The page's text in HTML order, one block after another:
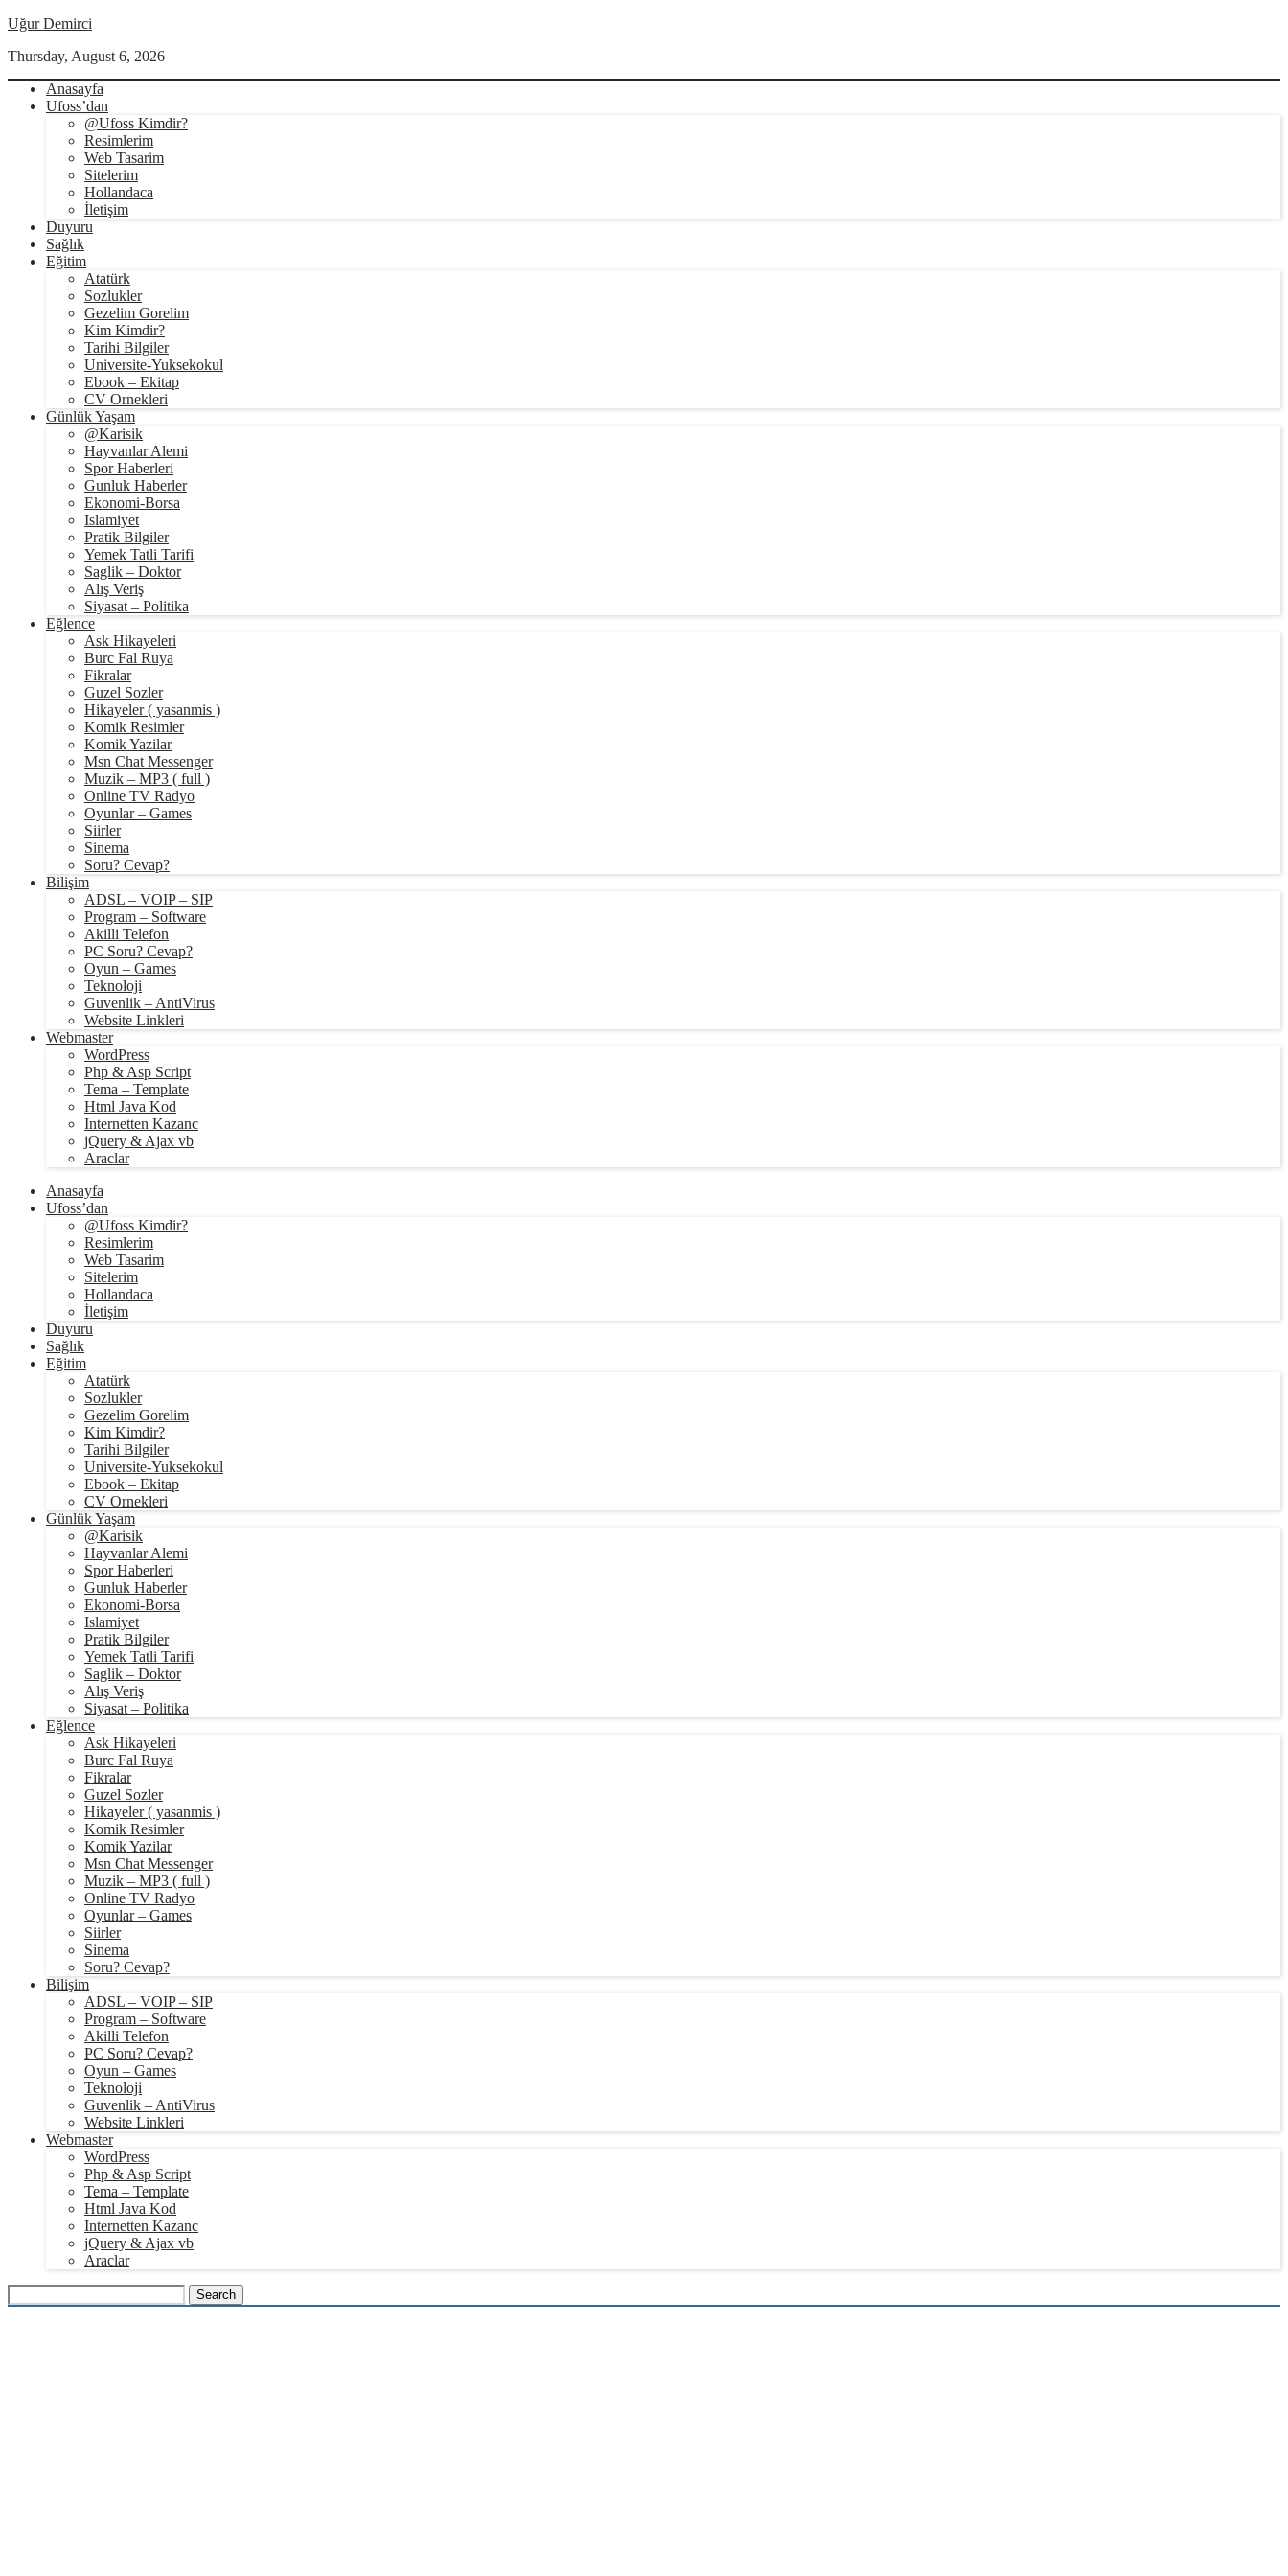
Uğur Demirci
Thursday, August 6, 2026
Anasayfa
Ufoss’dan
@Ufoss Kimdir?
Resimlerim
Web Tasarim
Sitelerim
Hollandaca
İletişim
Duyuru
Sağlık
Eğitim
Atatürk
Sozlukler
Gezelim Gorelim
Kim Kimdir?
Tarihi Bilgiler
Universite-Yuksekokul
Ebook – Ekitap
CV Ornekleri
Günlük Yaşam
@Karisik
Hayvanlar Alemi
Spor Haberleri
Gunluk Haberler
Ekonomi-Borsa
Islamiyet
Pratik Bilgiler
Yemek Tatli Tarifi
Saglik – Doktor
Alış Veriş
Siyasat – Politika
Eğlence
Ask Hikayeleri
Burc Fal Ruya
Fikralar
Guzel Sozler
Hikayeler ( yasanmis )
Komik Resimler
Komik Yazilar
Msn Chat Messenger
Muzik – MP3 ( full )
Online TV Radyo
Oyunlar – Games
Siirler
Sinema
Soru? Cevap?
Bilişim
ADSL – VOIP – SIP
Program – Software
Akilli Telefon
PC Soru? Cevap?
Oyun – Games
Teknoloji
Guvenlik – AntiVirus
Website Linkleri
Webmaster
WordPress
Php & Asp Script
Tema – Template
Html Java Kod
Internetten Kazanc
jQuery & Ajax vb
Araclar
Anasayfa
Ufoss’dan
@Ufoss Kimdir?
Resimlerim
Web Tasarim
Sitelerim
Hollandaca
İletişim
Duyuru
Sağlık
Eğitim
Atatürk
Sozlukler
Gezelim Gorelim
Kim Kimdir?
Tarihi Bilgiler
Universite-Yuksekokul
Ebook – Ekitap
CV Ornekleri
Günlük Yaşam
@Karisik
Hayvanlar Alemi
Spor Haberleri
Gunluk Haberler
Ekonomi-Borsa
Islamiyet
Pratik Bilgiler
Yemek Tatli Tarifi
Saglik – Doktor
Alış Veriş
Siyasat – Politika
Eğlence
Ask Hikayeleri
Burc Fal Ruya
Fikralar
Guzel Sozler
Hikayeler ( yasanmis )
Komik Resimler
Komik Yazilar
Msn Chat Messenger
Muzik – MP3 ( full )
Online TV Radyo
Oyunlar – Games
Siirler
Sinema
Soru? Cevap?
Bilişim
ADSL – VOIP – SIP
Program – Software
Akilli Telefon
PC Soru? Cevap?
Oyun – Games
Teknoloji
Guvenlik – AntiVirus
Website Linkleri
Webmaster
WordPress
Php & Asp Script
Tema – Template
Html Java Kod
Internetten Kazanc
jQuery & Ajax vb
Araclar